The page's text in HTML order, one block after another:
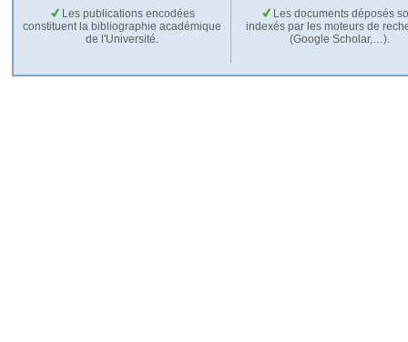
Les publications encodées
constituent la bibliographie académique
de l'Université.
Les documents déposés
indexés par les moteurs de
(Google Scholar,…).